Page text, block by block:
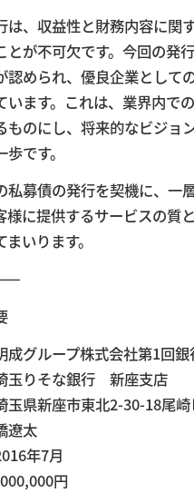
は、収益性と財務内容に関
とが不可欠です。今回の発
認められ、優良企業として
います。これは、業界内で
ものにし、将来的なビジョ
です。
私募債の発行を契機に、一
様に提供するサービスの質
いります。
成グループ株式会社第1回
玉りそな銀行 新座支店
玉県新座市東北2-30-18尾
遼太
年7月
円